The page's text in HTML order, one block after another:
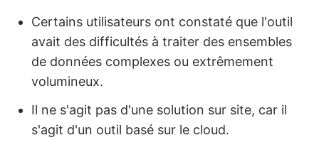
Certains utilisateurs ont constaté que l'outil
avait des difficultés à traiter des ensembles
de données complexes ou extrêmement
volumineux.
Il ne s'agit pas d'une solution sur site, car il
s'agit d'un outil basé sur le cloud.